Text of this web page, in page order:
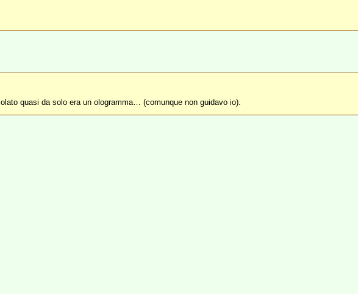
quasi da solo era un ologramma… (comunque non guidavo io).